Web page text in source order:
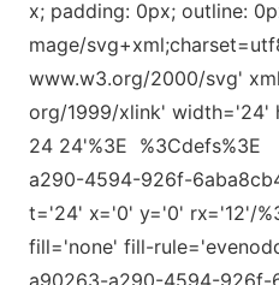
x; padding: 0px; outline:
mage/
www.w3.org/2000/svg'
org/1999/xlink' width='24'
24 24'%3E
a290-4594-926f-
t='24' x='0' y='0' rx='12'/
fill='none' fill-rule=
a90263-a290-4594-926f-